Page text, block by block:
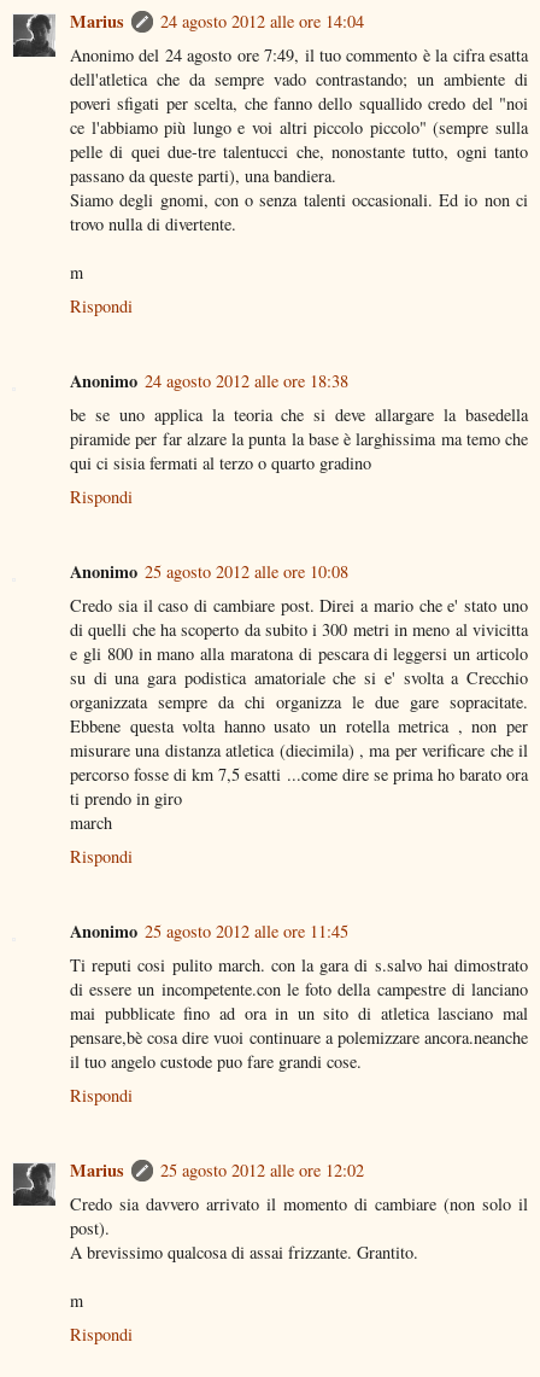
Marius
24 agosto 2012 alle ore 14:04
Anonimo del 24 agosto ore 7:49, il tuo commento è la cifra esatta
dell'atletica che da sempre vado contrastando; un ambiente di
poveri sfigati per scelta, che fanno dello squallido credo del "noi
ce l'abbiamo più lungo e voi altri piccolo piccolo" (sempre sulla
pelle di quei due-tre talentucci che, nonostante tutto, ogni tanto
passano da queste parti), una bandiera.
Siamo degli gnomi, con o senza talenti occasionali. Ed io non ci
trovo nulla di divertente.
m
Rispondi
Anonimo 24 agosto 2012 alle ore 18:38
be se uno applica la teoria che si deve allargare la basedella
piramide per far alzare la punta la base è larghissima ma temo che
qui ci sisia fermati al terzo o quarto gradino
Rispondi
Anonimo 25 agosto 2012 alle ore 10:08
Credo sia il caso di cambiare post. Direi a mario che e' stato uno
di quelli che ha scoperto da subito i 300 metri in meno al vivicitta
e gli 800 in mano alla maratona di pescara di leggersi un articolo
su di una gara podistica amatoriale che si e' svolta a Crecchio
organizzata sempre da chi organizza le due gare sopracitate.
Ebbene questa volta hanno usato un rotella metrica , non per
misurare una distanza atletica (diecimila) , ma per verificare che il
percorso fosse di km 7,5 esatti ...come dire se prima ho barato ora
ti prendo in giro
march
Rispondi
Anonimo 25 agosto 2012 alle ore 11:45
Ti reputi cosi pulito march. con la gara di s.salvo hai dimostrato
di essere un incompetente.con le foto della campestre di lanciano
mai pubblicate fino ad ora in un sito di atletica lasciano mal
pensare,bè cosa dire vuoi continuare a polemizzare ancora.neanche
il tuo angelo custode puo fare grandi cose.
Rispondi
Marius
25 agosto 2012 alle ore 12:02
Credo sia davvero arrivato il momento di cambiare (non solo il
post).
A brevissimo qualcosa di assai frizzante. Grantito.
m
Rispondi